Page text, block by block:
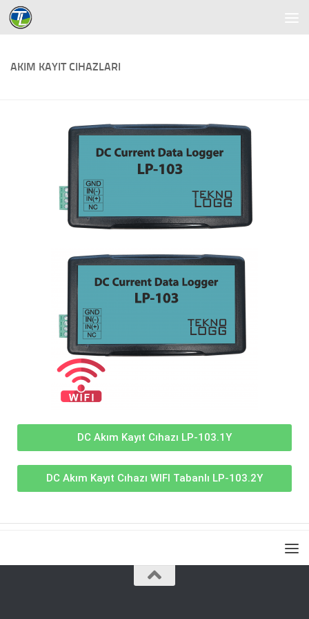
Skip to content
AKIM KAYIT CIHAZLARI
DC Akım Kayıt Cıhazı LP-103.1Y
DC Akım Kayıt Cıhazı WIFI Tabanlı LP-103.2Y